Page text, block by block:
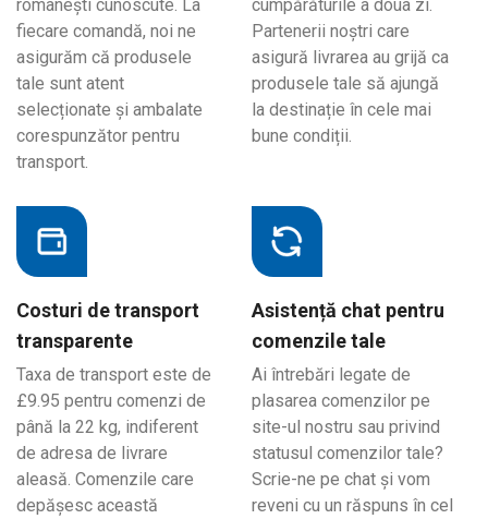
românești cunoscute. La
fiecare comandă, noi ne
asigurăm că produsele
tale sunt atent
selecționate și ambalate
corespunzător pentru
transport.
cumpărăturile a doua zi.
Partenerii noștri care
asigură livrarea au grijă ca
produsele tale să ajungă
la destinație în cele mai
bune condiții.
Costuri de transport
transparente
Taxa de transport este de
£9.95 pentru comenzi de
până la 22 kg, indiferent
de adresa de livrare
aleasă. Comenzile care
depășesc această
Asistență chat pentru
comenzile tale
Ai întrebări legate de
plasarea comenzilor pe
site-ul nostru sau privind
statusul comenzilor tale?
Scrie-ne pe chat și vom
reveni cu un răspuns în cel